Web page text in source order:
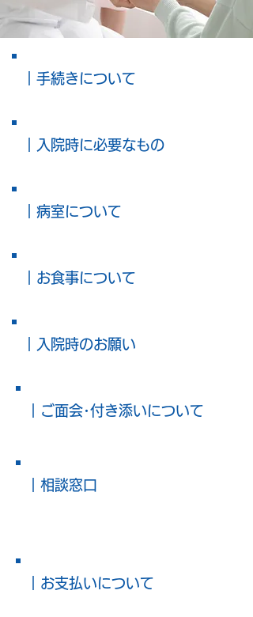
｜手続きについて
｜入院時に必要なもの
｜病室について
｜お食事について
｜入院時のお願い
｜ご面会･付き添いについて
｜相談窓口
｜お支払いについて